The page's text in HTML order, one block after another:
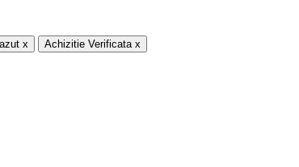
x Achizitie Verificata x